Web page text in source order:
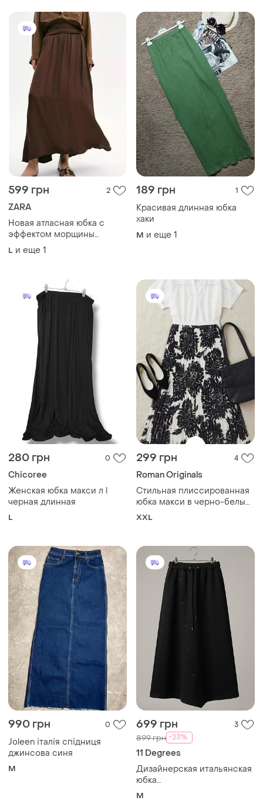
599 грн 2
ZARA
Новая атласная юбка с
эффектом морщины
шоколадного цвета
L и еще 1
189 грн 1
Красивая длинная юбка
хаки
M и еще 1
280 грн 0
Chicoree
Женская юбка макси л l
черная длинная
L
299 грн 4
Roman Originals
Стильная плиссированная
юбка макси в черно-белый
дизайн от бренда roman
XXL
990 грн 0
Joleen італія спідниця
джинсова синя
M
699 грн 3
899 грн -23%
11 Degrees
Дизайнерская итальянская
юбка
degrees.асимметричная
M